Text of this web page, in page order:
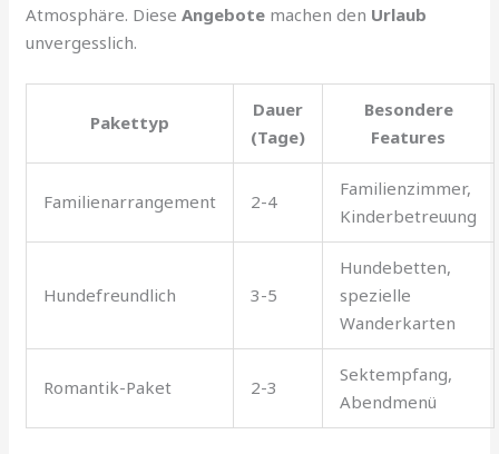
Atmosphäre. DieseAngebote machen den Urlaub
unvergesslich.
Pakettyp
Dauer
(Tage)
Besondere
Features
Familienarrangement 2-4
Familienzimmer,
Kinderbetreuung
Hundefreundlich 3-5
Hundebetten,
spezielle
Wanderkarten
Romantik-Paket 2-3
Sektempfang,
Abendmenü